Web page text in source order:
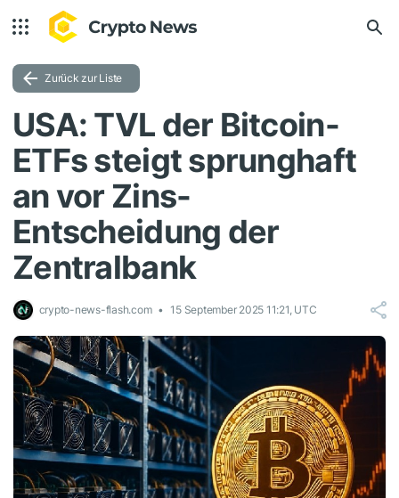
Zurück zur Liste
USA: TVL der Bitcoin-
ETFs steigt sprunghaft
an vor Zins-
Entscheidung der
Zentralbank
crypto-news-flash.com 15 September 2025 11:21, UTC